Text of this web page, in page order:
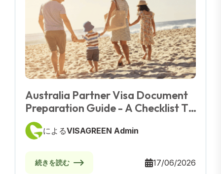
Australia Partner Visa Document
Preparation Guide - A Checklist To
Maximise Your Approval Chances
によるVISAGREEN Admin
続きを読む 17/06/2026